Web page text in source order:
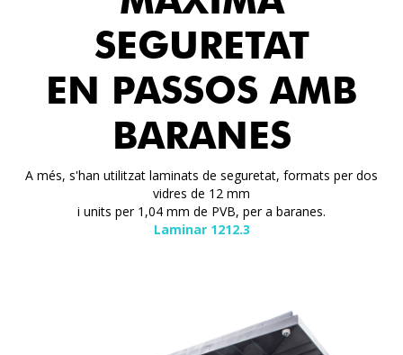
SEGURETAT
EN PASSOS AMB
BARANES
A més, s'han utilitzat laminats de seguretat, formats per dos
vidres de 12 mm
i units per 1,04 mm de PVB, per a baranes.
Laminar 1212.3